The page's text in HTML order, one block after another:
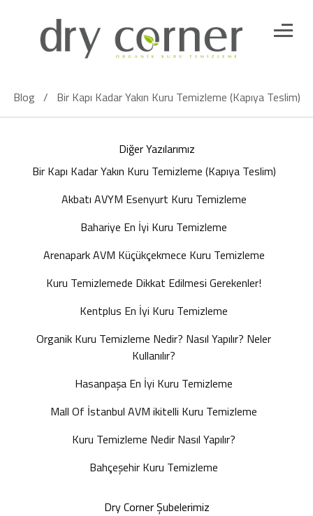
Blog / Bir Kapı Kadar Yakın Kuru Temizleme (Kapıya Teslim)
Diğer Yazılarımız
Bir Kapı Kadar Yakın Kuru Temizleme (Kapıya Teslim)
Akbatı AVYM Esenyurt Kuru Temizleme
Bahariye En İyi Kuru Temizleme
Arenapark AVM Küçükçekmece Kuru Temizleme
Kuru Temizlemede Dikkat Edilmesi Gerekenler!
Kentplus En İyi Kuru Temizleme
Organik Kuru Temizleme Nedir? Nasıl Yapılır? Neler
Kullanılır?
Hasanpaşa En İyi Kuru Temizleme
Mall Of İstanbul AVM ikitelli Kuru Temizleme
Kuru Temizleme Nedir Nasıl Yapılır?
Bahçeşehir Kuru Temizleme
Dry Corner Şubelerimiz